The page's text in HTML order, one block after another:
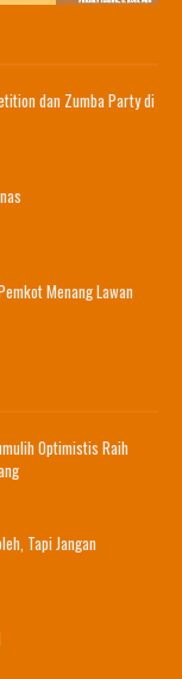
dan Zumba Party di
Menang Lawan
Optimistis Raih
Tapi Jangan